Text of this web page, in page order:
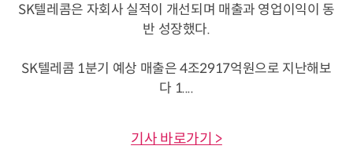
SK텔레콤은 자회사 실적이 개선되며 매출과 영업이익이 동
반 성장했다.
SK텔레콤 1분기 예상 매출은 4조2917억원으로 지난해보
다 1....
기사 바로가기 >